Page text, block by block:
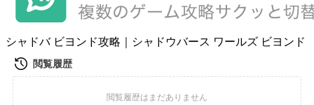
シャドバ ビヨンド攻略｜シャドウバース ワールズ ビヨンド